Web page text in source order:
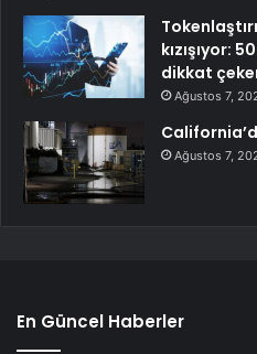
kızışıyor:
dikkat
Ağustos 7,
Ağustos 7,
En Güncel Haberler